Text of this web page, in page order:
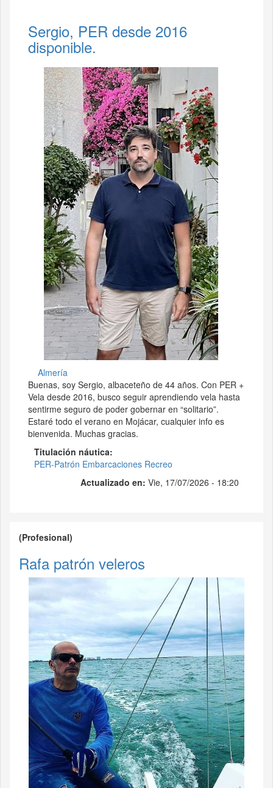
Sergio, PER desde 2016
disponible.
Almería
Buenas, soy Sergio, albaceteño de 44 años. Con PER +
Vela desde 2016, busco seguir aprendiendo vela hasta
sentirme seguro de poder gobernar en “solitario”.
Estaré todo el verano en Mojácar, cualquier info es
bienvenida. Muchas gracias.
Titulación náutica
PER-Patrón Embarcaciones Recreo
Actualizado en: Vie, 17/07/2026 - 18:20
(Profesional)
Rafa patrón veleros